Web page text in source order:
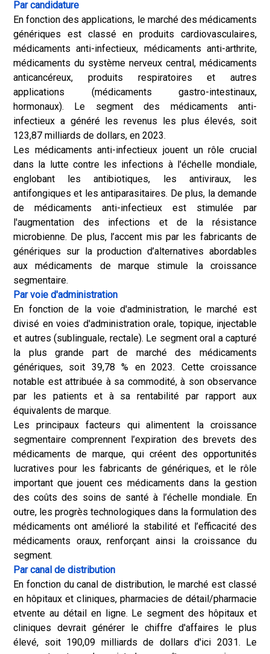
Par candidature
En fonction des applications, le marché des médicaments
génériques est classé en produits cardiovasculaires,
médicaments anti-infectieux, médicaments anti-arthrite,
médicaments du système nerveux central, médicaments
anticancéreux, produits respiratoires et autres
applications (médicaments gastro-intestinaux,
hormonaux). Le segment des médicaments anti-
infectieux a généré les revenus les plus élevés, soit
123,87 milliards de dollars, en 2023.
Les médicaments anti-infectieux jouent un rôle crucial
dans la lutte contre les infections à l'échelle mondiale,
englobant les antibiotiques, les antiviraux, les
antifongiques et les antiparasitaires. De plus, la demande
de médicaments anti-infectieux est stimulée par
l'augmentation des infections et de la résistance
microbienne. De plus, l’accent mis par les fabricants de
génériques sur la production d’alternatives abordables
aux médicaments de marque stimule la croissance
segmentaire.
Par voie d'administration
En fonction de la voie d'administration, le marché est
divisé en voies d'administration orale, topique, injectable
et autres (sublinguale, rectale). Le segment oral a capturé
la plus grande part de marché des médicaments
génériques, soit 39,78 % en 2023. Cette croissance
notable est attribuée à sa commodité, à son observance
par les patients et à sa rentabilité par rapport aux
équivalents de marque.
Les principaux facteurs qui alimentent la croissance
segmentaire comprennent l’expiration des brevets des
médicaments de marque, qui créent des opportunités
lucratives pour les fabricants de génériques, et le rôle
important que jouent ces médicaments dans la gestion
des coûts des soins de santé à l’échelle mondiale. En
outre, les progrès technologiques dans la formulation des
médicaments ont amélioré la stabilité et l’efficacité des
médicaments oraux, renforçant ainsi la croissance du
segment.
Par canal de distribution
En fonction du canal de distribution, le marché est classé
en hôpitaux et cliniques, pharmacies de détail/pharmacie
etvente au détail en ligne. Le segment des hôpitaux et
cliniques devrait générer le chiffre d'affaires le plus
élevé, soit 190,09 milliards de dollars d'ici 2031. Le